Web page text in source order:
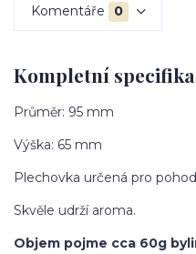
Komentáře 0
Kompletní
Průměr: 95 mm
Výška: 65 mm
Plechovka určená pro
Skvěle udrží aroma.
Objem pojme cca 60g